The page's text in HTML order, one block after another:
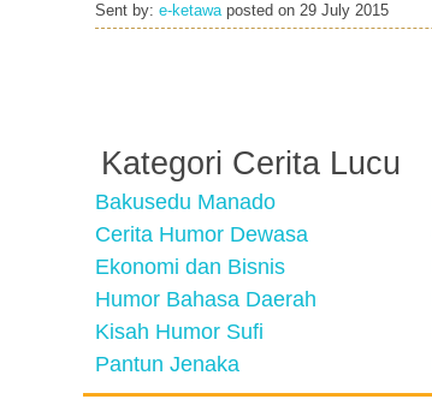
Sent by: e-ketawaposted on 29 July 2015
Kategori Cerita Lucu
Bakusedu Manado
Cerita Humor Dewasa
Ekonomi dan Bisnis
Humor Bahasa Daerah
Kisah Humor Sufi
Pantun Jenaka